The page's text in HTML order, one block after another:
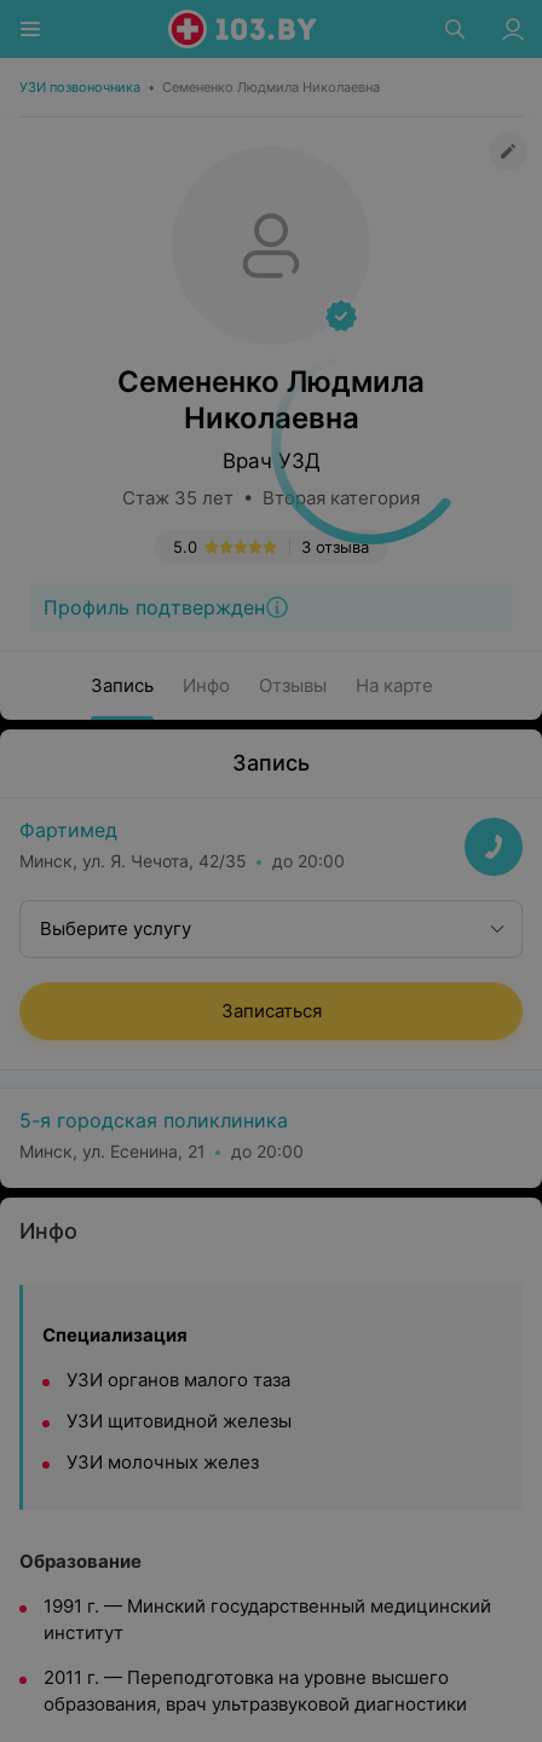
УЗИ позвоночника • Семененко Людмила Николаевна
Семененко Людмила
Николаевна
Врач УЗД
Стаж 35 лет • Вторая категория
3 отзыва
5.0
Профиль подтвержден
Запись Инфо Отзывы На карте
Запись
Фартимед
Минск, ул. Я. Чечота, 42/35 до 20:00
Выберите услугу
Записаться
5-я городская поликлиника
Минск, ул. Есенина, 21 до 20:00
Инфо
Специализация
УЗИ органов малого таза
УЗИ щитовидной железы
УЗИ молочных желез
Образование
1991 г. — Минский государственный медицинский
институт
2011 г. — Переподготовка на уровне высшего
образования, врач ультразвуковой диагностики